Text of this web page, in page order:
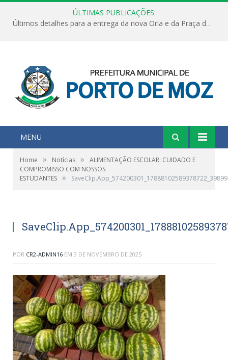
ÚLTIMAS PUBLICAÇÕES:
Últimos detalhes para a entrega da nova Orla e da Praça do Praião
MENU
Home » Notícias »
ALIMENTAÇÃO ESCOLAR: CUIDADO E
COMPROMISSO COM NOSSOS
ESTUDANTES »
POR CR2-ADMIN16 EM 3 DE NOVEMBRO DE 2025